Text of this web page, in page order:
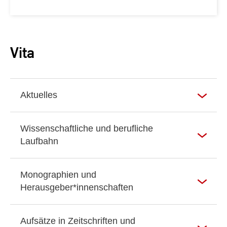
Vita
Aktuelles
Wissenschaftliche und berufliche
Laufbahn
Monographien und
Herausgeber*innenschaften
Aufsätze in Zeitschriften und